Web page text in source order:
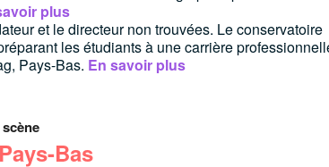
plus
et le directeur non trouvées. Le conservatoire
les étudiants à une carrière
Pays-Bas. En savoir plus
Bas